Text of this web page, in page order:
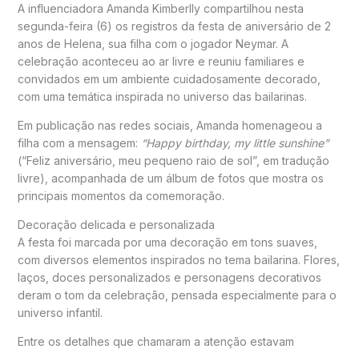
A influenciadora Amanda Kimberlly compartilhou nesta
segunda-feira (6) os registros da festa de aniversário de 2
anos de Helena, sua filha com o jogador Neymar. A
celebração aconteceu ao ar livre e reuniu familiares e
convidados em um ambiente cuidadosamente decorado,
com uma temática inspirada no universo das bailarinas.
Em publicação nas redes sociais, Amanda homenageou a
filha com a mensagem: “Happy birthday, my little sunshine”
(“Feliz aniversário, meu pequeno raio de sol”, em tradução
livre), acompanhada de um álbum de fotos que mostra os
principais momentos da comemoração.
Decoração delicada e personalizada
A festa foi marcada por uma decoração em tons suaves,
com diversos elementos inspirados no tema bailarina. Flores,
laços, doces personalizados e personagens decorativos
deram o tom da celebração, pensada especialmente para o
universo infantil.
Entre os detalhes que chamaram a atenção estavam